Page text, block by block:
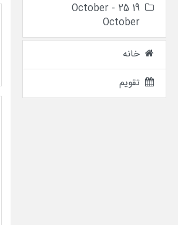
19 October - 25
October
خانه
تقویم